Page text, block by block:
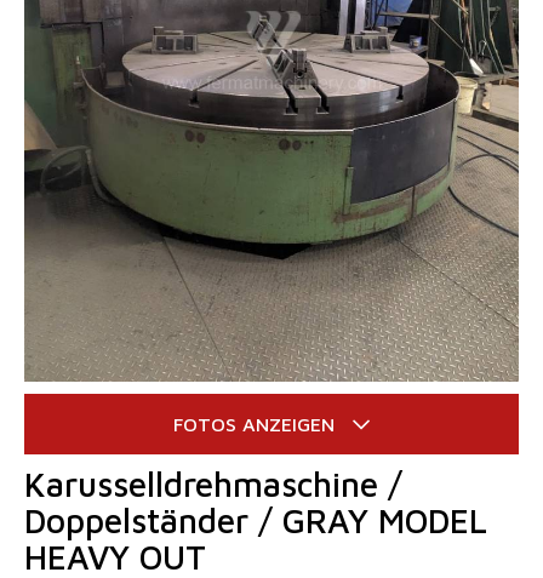
Karusselldrehmaschine /
Doppelständer / GRAY MODEL
HEAVY OUT